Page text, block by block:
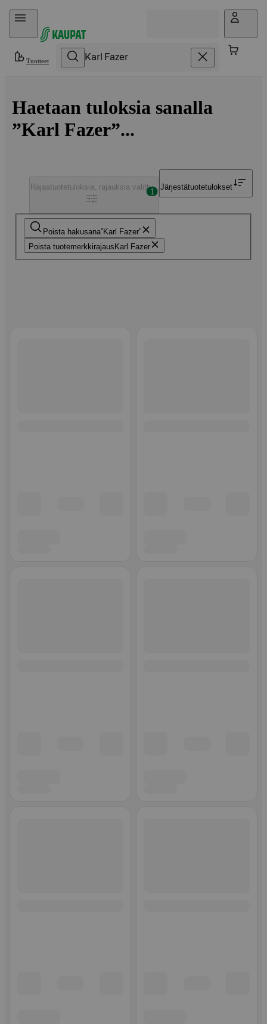
Hyppää sisältöön
Tuotteet
Haetaan tuloksia sanalla
”Karl Fazer”...
Poista hakusana Karl Fazer
Poista tuotemerkkirajaus Karl Fazer
Rajaatuotetuloksia, rajauksia valittu
1
Järjestätuotetulokset